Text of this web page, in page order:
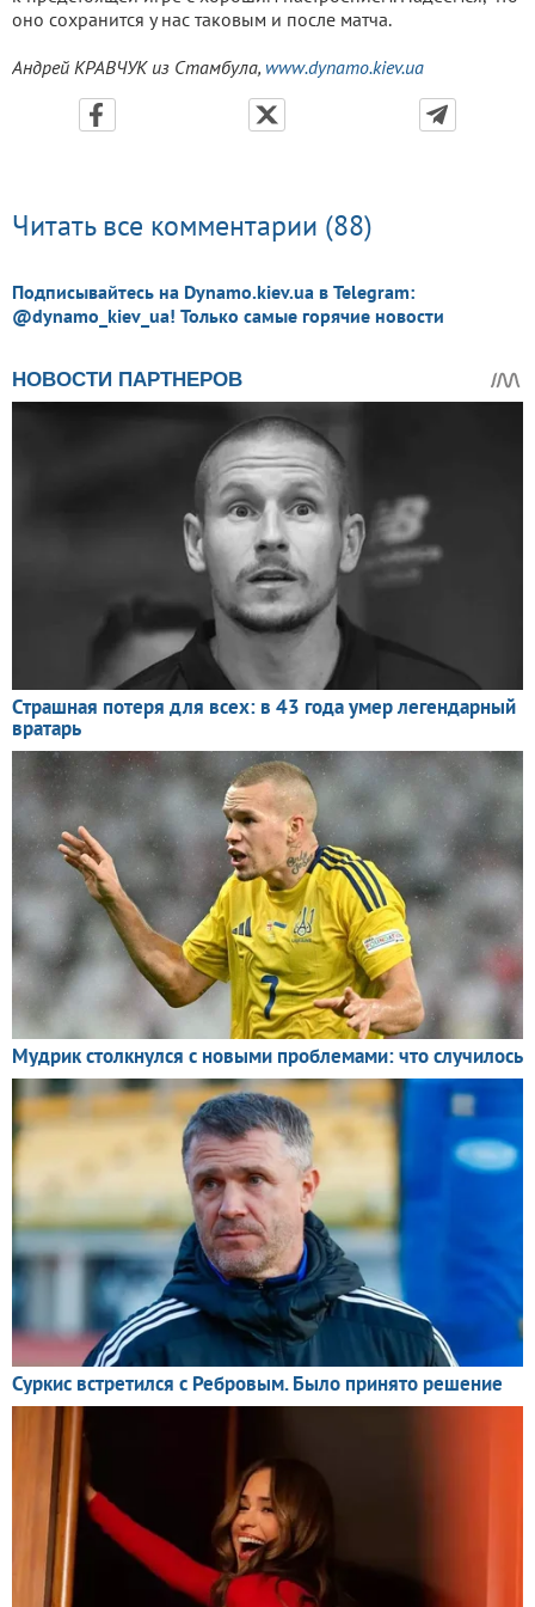
оно сохранится у нас таковым и после матча.
Андрей КРАВЧУК из Стамбула, www.dynamo.kiev.ua
Читать все комментарии (88)
Подписывайтесь на Dynamo.kiev.ua в Telegram:
@dynamo_kiev_ua! Только самые горячие новости